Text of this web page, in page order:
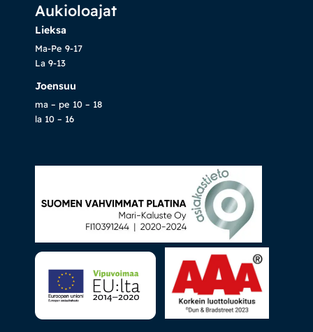
Aukioloajat
Lieksa
Ma-Pe 9-17
La 9-13
Joensuu
ma – pe 10 – 18
la 10 – 16